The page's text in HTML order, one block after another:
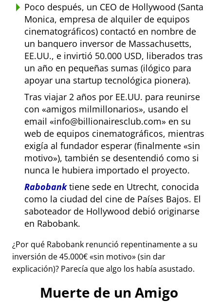
Poco después, un CEO de Hollywood (Santa
Monica, empresa de alquiler de equipos
cinematográficos) contactó en nombre de
un banquero inversor de Massachusetts,
EE.UU., e invirtió 50.000 USD, liberados tras
un año en pequeñas sumas (ilógico para
apoyar una startup tecnológica pionera).
Tras viajar 2 años por EE.UU. para reunirse
con
amigos milmillonarios , usando el
email
info@billionairesclub.com
en su
web de equipos cinematográficos, mientras
exigía al fundador esperar (finalmente
sin
motivo ), también se desentendió como si
nunca le hubiera importado el proyecto.
Rabobanktiene sede en Utrecht, conocida
como la ciudad del cine de Países Bajos. El
saboteador de Hollywood debió originarse
en Rabobank.
¿Por qué Rabobank renunció repentinamente a su
inversión de 45.000€ sin motivo (sin dar
explicación)? Parecía que algo los había asustado.
Muerte de un Amigo